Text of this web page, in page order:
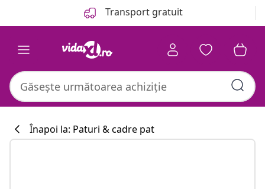
Transport gratuit
Înapoi la: Paturi & cadre pat